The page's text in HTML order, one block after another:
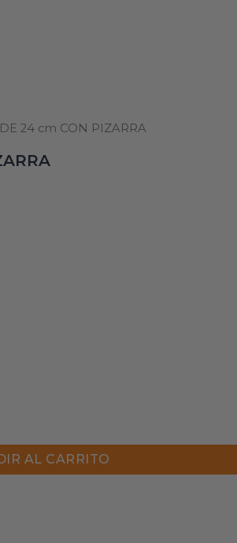
24 cm CON PIZARRA
AL CARRITO